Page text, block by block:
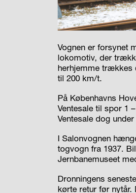
Vognen er forsynet
lokomotiv, der
herhjemme trækkes
til 200 km/t.
På Københavns
Ventesale til spor 1
Ventesale dog
I Salonvognen
togvogn fra 1937.
Jernbanemuseet
Dronningens
kørte retur før